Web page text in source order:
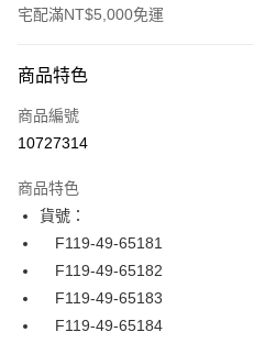
宅配滿NT$5,000免運
信用卡一次付款
LINE Pay
街口支付
悠遊付
全盈+PAY
AFTEE先享後付
商品特色
商品編號
10727314
商品特色
貨號：
F119-49-65181
F119-49-65182
F119-49-65183
F119-49-65184